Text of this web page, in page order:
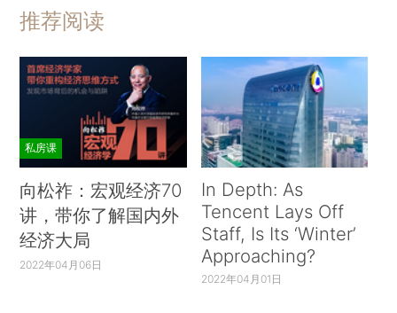
推荐阅读
私房课
向松祚：宏观经济70
讲，带你了解国内外
经济大局
2022年04月06日
In Depth: As
Tencent Lays Off
Staff, Is Its ‘Winter’
Approaching?
2022年04月01日